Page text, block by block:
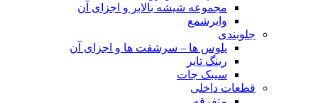
مجموعه شیشه بالابر و اجزای آن
وایرشمع
جلوبندی
پلوس ها – سرشفت ها و اجزای آن
رینگ تایر
سیبک جات
قطعات داخلی